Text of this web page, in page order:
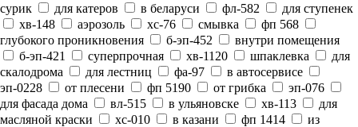
сурик
для катеров в беларуси фл-582
для ступенек
хв-148
аэрозоль хс-76 смывка
фп 568
глубокого проникновения
б-эп-452
внутри помещения
б-эп-421
суперпрочная хв-1120 шпаклевка
для
скалодрома
для лестниц фа-97
в автосервисе
эп-0228
от плесени фп 5190 от грибка
эп-076
для фасада дома
вл-515 в ульяновске хв-113
для
масляной краски
хс-010 в казани фп 1414
из